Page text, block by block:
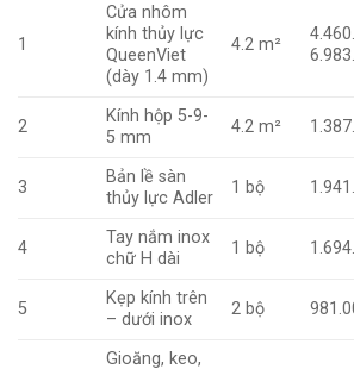
1
Cửa nhôm
kính thủy lực
QueenViet
(dày 1.4 mm)
4.2 m²
2
Kính hộp 5-9-
5 mm
4.2 m²
3
Bản lề sàn
thủy lực Adler
1 bộ
4
Tay nắm inox
chữ H dài
1 bộ
5
Kẹp kính trên
– dưới inox
2 bộ
Gioăng, keo,